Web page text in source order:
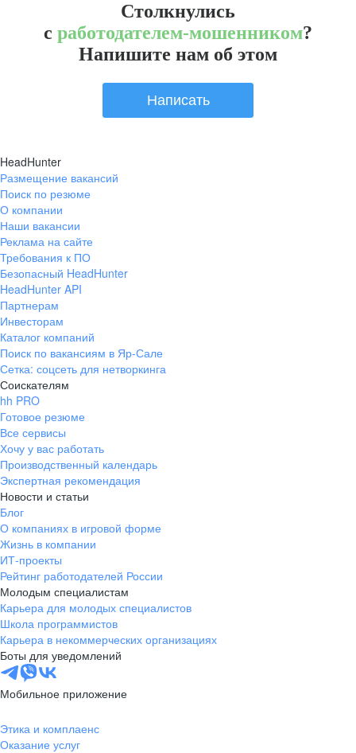
Столкнулись
с работодателем-мошенником?
Напишите нам об этом
Написать
HeadHunter
Размещение вакансий
Поиск по резюме
О компании
Наши вакансии
Реклама на сайте
Требования к ПО
Безопасный HeadHunter
HeadHunter API
Партнерам
Инвесторам
Каталог компаний
Поиск по вакансиям в Яр-Сале
Сетка: соцсеть для нетворкинга
Соискателям
hh PRO
Готовое резюме
Все сервисы
Хочу у вас работать
Производственный календарь
Экспертная рекомендация
Новости и статьи
Блог
О компаниях в игровой форме
Жизнь в компании
ИТ-проекты
Рейтинг работодателей России
Молодым специалистам
Карьера для молодых специалистов
Школа программистов
Карьера в некоммерческих организациях
Боты для уведомлений
Мобильное приложение
Этика и комплаенс
Оказание услуг